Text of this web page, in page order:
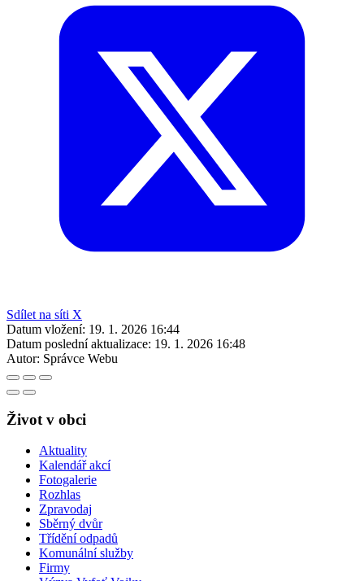
Sdílet na síti X
Datum vložení: 19. 1. 2026 16:44
Datum poslední aktualizace: 19. 1. 2026 16:48
Autor: Správce Webu
Život v obci
Aktuality
Kalendář akcí
Fotogalerie
Rozhlas
Zpravodaj
Sběrný dvůr
Třídění odpadů
Komunální služby
Firmy